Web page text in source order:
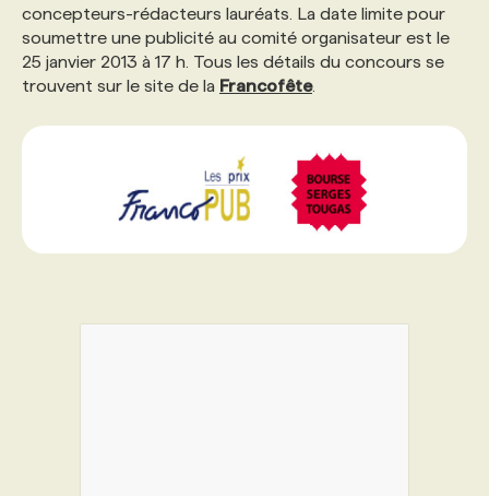
concepteurs-rédacteurs lauréats. La date limite pour
soumettre une publicité au comité organisateur est le
25 janvier 2013 à 17 h. Tous les détails du concours se
trouvent sur le site de la Francofête.